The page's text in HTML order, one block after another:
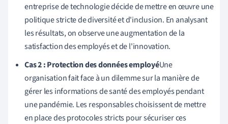
entreprise de technologie décide de mettre en œuvre une
politique stricte de diversité et d'inclusion. En analysant
les résultats, on observe une augmentation de la
satisfaction des employés et de l'innovation.
Cas 2 : Protection des données employéUne
organisation fait face à un dilemme sur la manière de
gérer les informations de santé des employés pendant
une pandémie. Les responsables choisissent de mettre
en place des protocoles stricts pour sécuriser ces